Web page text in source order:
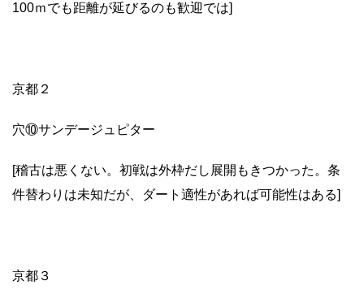
100ｍでも距離が延びるのも歓迎では]
京都２
穴⑩サンデージュピター
[稽古は悪くない。初戦は外枠だし展開もきつかった。条
件替わりは未知だが、ダート適性があれば可能性はある]
京都３